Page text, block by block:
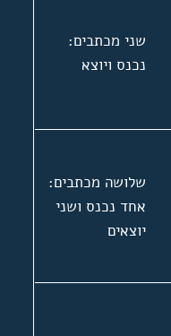
שני מכתבים:
נכנס ויוצא
שלושה מכתבים:
אחד נכנס ושני
יוצאים